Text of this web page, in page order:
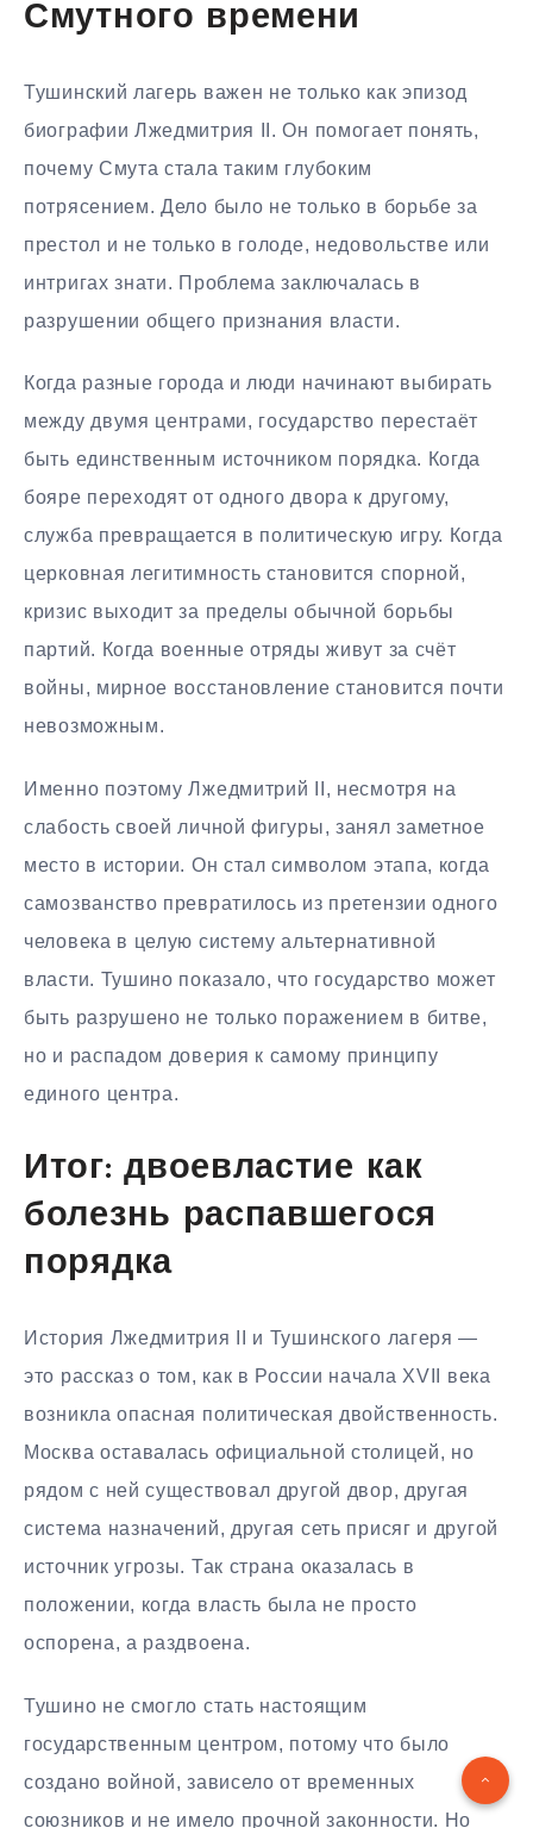
Смутного времени
Тушинский лагерь важен не только как эпизод
биографии Лжедмитрия II. Он помогает понять,
почему Смута стала таким глубоким
потрясением. Дело было не только в борьбе за
престол и не только в голоде, недовольстве или
интригах знати. Проблема заключалась в
разрушении общего признания власти.
Когда разные города и люди начинают выбирать
между двумя центрами, государство перестаёт
быть единственным источником порядка. Когда
бояре переходят от одного двора к другому,
служба превращается в политическую игру. Когда
церковная легитимность становится спорной,
кризис выходит за пределы обычной борьбы
партий. Когда военные отряды живут за счёт
войны, мирное восстановление становится почти
невозможным.
Именно поэтому Лжедмитрий II, несмотря на
слабость своей личной фигуры, занял заметное
место в истории. Он стал символом этапа, когда
самозванство превратилось из претензии одного
человека в целую систему альтернативной
власти. Тушино показало, что государство может
быть разрушено не только поражением в битве,
но и распадом доверия к самому принципу
единого центра.
Итог: двоевластие как
болезнь распавшегося
порядка
История Лжедмитрия II и Тушинского лагеря —
это рассказ о том, как в России начала XVII века
возникла опасная политическая двойственность.
Москва оставалась официальной столицей, но
рядом с ней существовал другой двор, другая
система назначений, другая сеть присяг и другой
источник угрозы. Так страна оказалась в
положении, когда власть была не просто
оспорена, а раздвоена.
Тушино не смогло стать настоящим
государственным центром, потому что было
создано войной, зависело от временных
союзников и не имело прочной законности. Но